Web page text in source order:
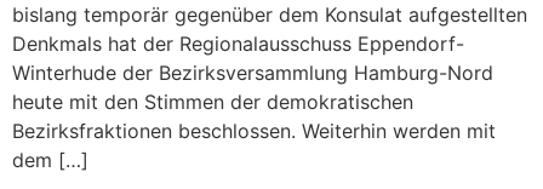
bislang temporär gegenüber dem Konsulat aufgestellten
Denkmals hat der Regionalausschuss Eppendorf-
Winterhude der Bezirksversammlung Hamburg-Nord
heute mit den Stimmen der demokratischen
Bezirksfraktionen beschlossen. Weiterhin werden mit
dem […]